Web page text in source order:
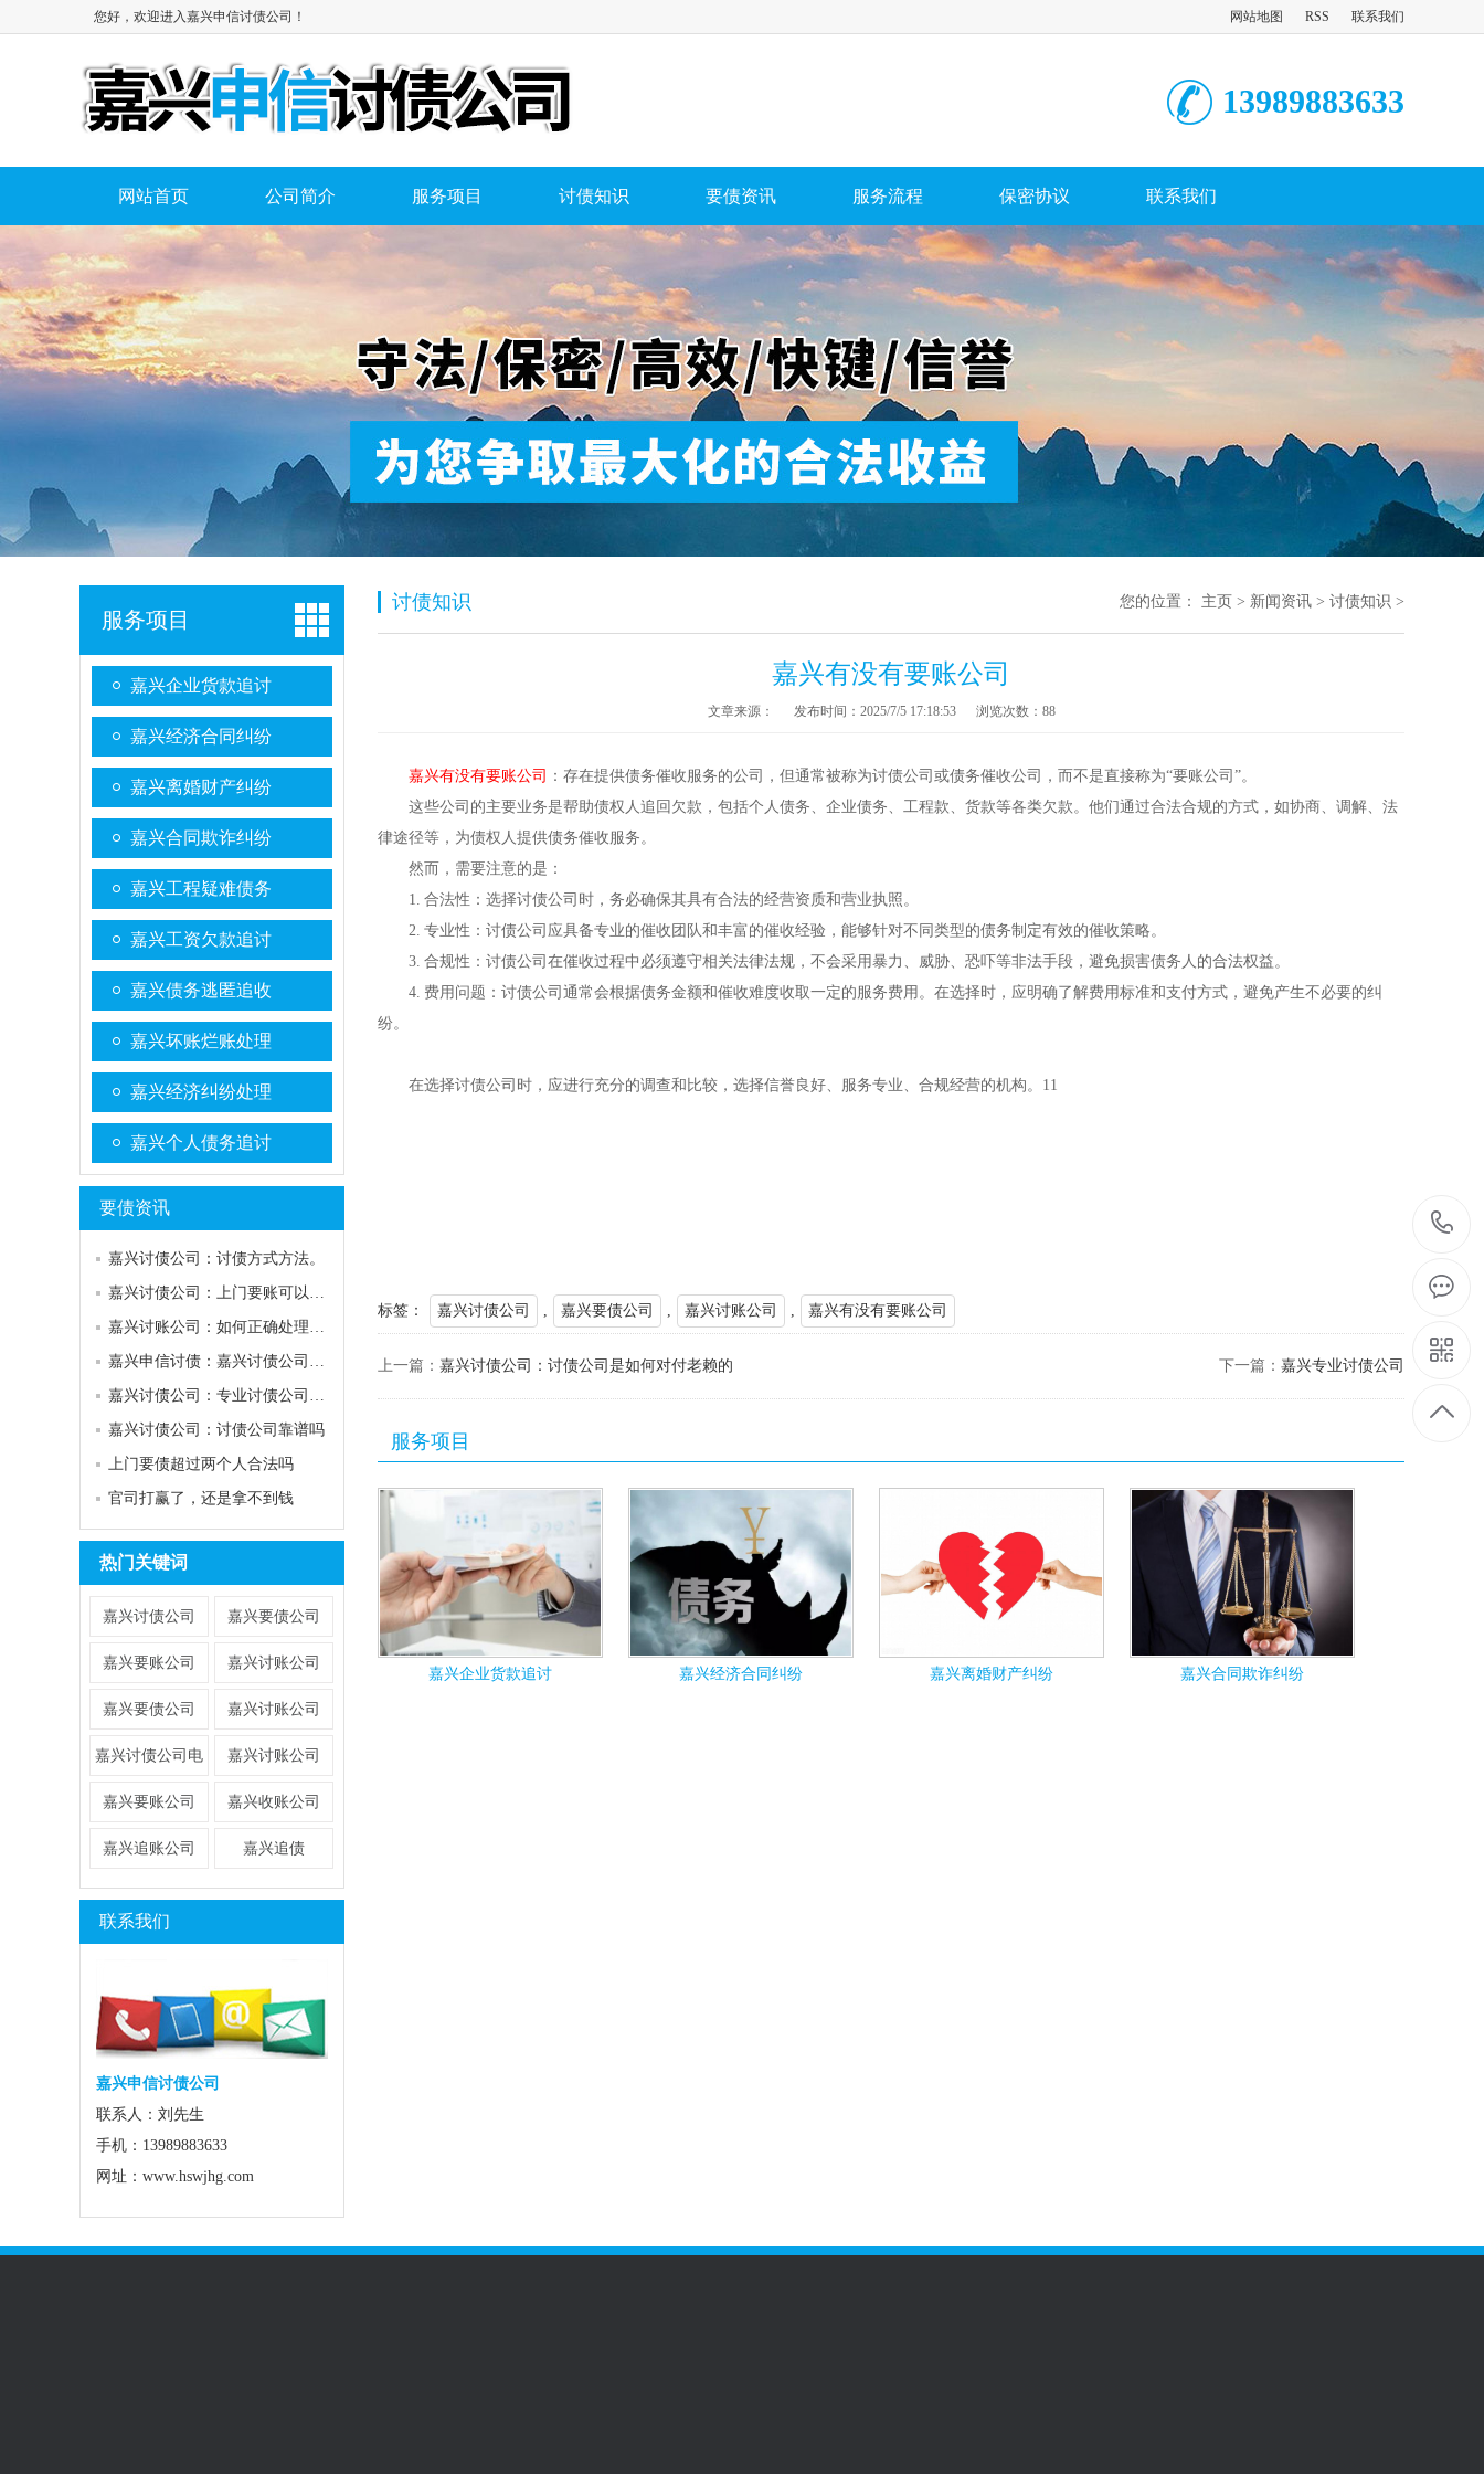
您好，欢迎进入嘉兴申信讨债公司！ 网站地图 RSS 联系我们
13989883633
网站首页 公司简介 服务项目 讨债知识 要债资讯 服务流程 保密协议 联系我们
服务项目
嘉兴企业货款追讨
嘉兴经济合同纠纷
嘉兴离婚财产纠纷
嘉兴合同欺诈纠纷
嘉兴工程疑难债务
嘉兴工资欠款追讨
嘉兴债务逃匿追收
嘉兴坏账烂账处理
嘉兴经济纠纷处理
嘉兴个人债务追讨
要债资讯
嘉兴讨债公司：讨债方式方法。
嘉兴讨债公司：上门要账可以去几个人？
嘉兴讨账公司：如何正确处理债务纠纷
嘉兴申信讨债：嘉兴讨债公司哪家好
嘉兴讨债公司：专业讨债公司电话
嘉兴讨债公司：讨债公司靠谱吗
上门要债超过两个人合法吗
官司打赢了，还是拿不到钱
热门关键词
嘉兴讨债公司 嘉兴要债公司
嘉兴要账公司 嘉兴讨账公司
嘉兴要债公司 ​嘉兴讨账公司
​嘉兴讨债公司电
话
嘉兴讨账公司
​嘉兴要账公司 嘉兴收账公司
嘉兴追账公司 嘉兴追债
联系我们
嘉兴申信讨债公司
联系人：刘先生
手机：13989883633
网址：www.hswjhg.com
讨债知识 您的位置： 主页 > 新闻资讯 > 讨债知识 >
嘉兴有没有要账公司
文章来源： 发布时间：2025/7/5 17:18:53 浏览次数： 88
嘉兴有没有要账公司
：存在提供债务催收服务的公司，但通常被称为讨债公司或债务催收公司，而不是直接称为“要账公司”。
这些公司的主要业务是帮助债权人追回欠款，包括个人债务、企业债务、工程款、货款等各类欠款。他们通过合法合规的方式，如协商、调解、法
律途径等，为债权人提供债务催收服务。
然而，需要注意的是：
1. 合法性：选择讨债公司时，务必确保其具有合法的经营资质和营业执照。
2. 专业性：讨债公司应具备专业的催收团队和丰富的催收经验，能够针对不同类型的债务制定有效的催收策略。
3. 合规性：讨债公司在催收过程中必须遵守相关法律法规，不会采用暴力、威胁、恐吓等非法手段，避免损害债务人的合法权益。
4. 费用问题：讨债公司通常会根据债务金额和催收难度收取一定的服务费用。在选择时，应明确了解费用标准和支付方式，避免产生不必要的纠
纷。
在选择讨债公司时，应进行充分的调查和比较，选择信誉良好、服务专业、合规经营的机构。11
标签： 嘉兴讨债公司 , 嘉兴要债公司 , ​嘉兴讨账公司 , 嘉兴有没有要账公司
上一篇： 嘉兴讨债公司：讨债公司是如何对付老赖的 下一篇： 嘉兴专业讨债公司
服务项目
嘉兴企业货款追讨 嘉兴经济合同纠纷 嘉兴离婚财产纠纷 嘉兴合同欺诈纠纷